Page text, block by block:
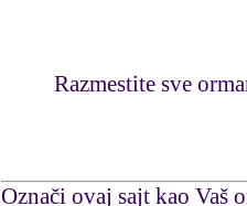
Razmestite sve
Označi ovaj sajt kao Vaš